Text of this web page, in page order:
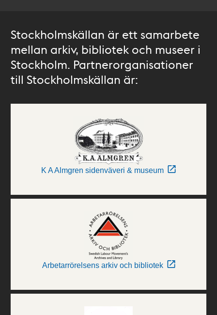
Stockholmskällan är ett samarbete
mellan arkiv, bibliotek och museer i
Stockholm. Partnerorganisationer
till Stockholmskällan är:
K A Almgren sidenväveri & museum
Arbetarrörelsens arkiv och bibliotek